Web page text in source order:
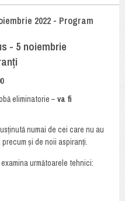
2022 - Program
- 5 noiembrie
eliminatorie – va fi
numai de cei care nu au
și de noii aspiranți.
următoarele tehnici: